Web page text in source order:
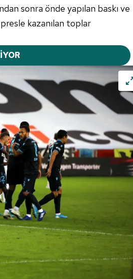
sonra önde yapılan baskı ve
kazanılan toplar